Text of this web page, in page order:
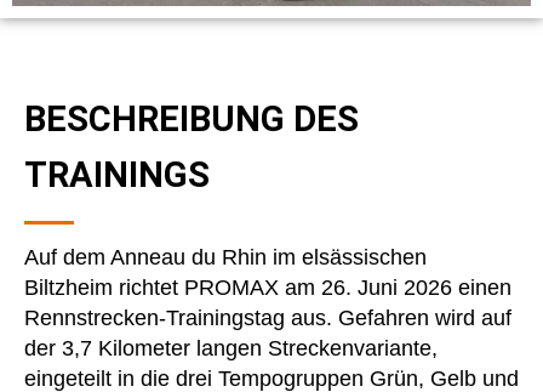
BESCHREIBUNG DES
TRAININGS
Auf dem Anneau du Rhin im elsässischen
Biltzheim richtet PROMAX am 26. Juni 2026 einen
Rennstrecken-Trainingstag aus. Gefahren wird auf
der 3,7 Kilometer langen Streckenvariante,
eingeteilt in die drei Tempogruppen Grün, Gelb und